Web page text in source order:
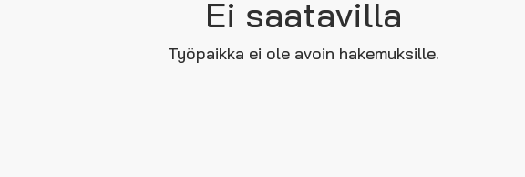
Ei saatavilla
Työpaikka ei ole avoin hakemuksille.